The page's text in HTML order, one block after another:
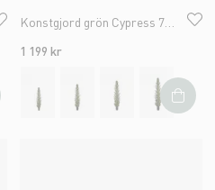
1 199 kr